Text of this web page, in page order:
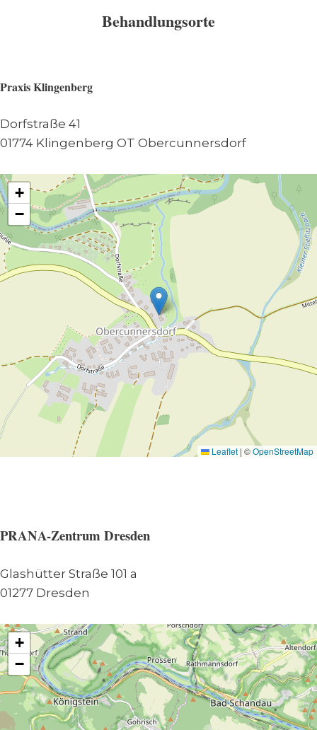
Behandlungsorte
Praxis Klingenberg
Dorfstraße 41
01774 Klingenberg OT Obercunnersdorf
+
−
Leaflet | ©OpenStreetMap
PRANA-Zentrum Dresden
Glashütter Straße 101 a
01277 Dresden
+
−